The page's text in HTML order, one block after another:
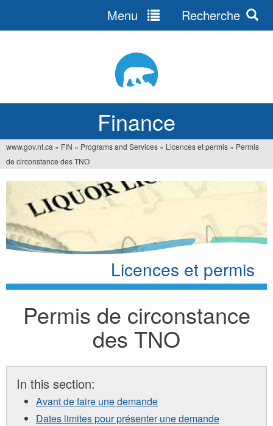
Finance
Menu Recherche
You
are
here
www.gov.nt.ca » FIN » Programs and Services » Licences et permis » Permis
de circonstance des TNO
Licences et permis
Permis de circonstance
des TNO
In this section:
Avant de faire une demande
Dates limites pour présenter une demande